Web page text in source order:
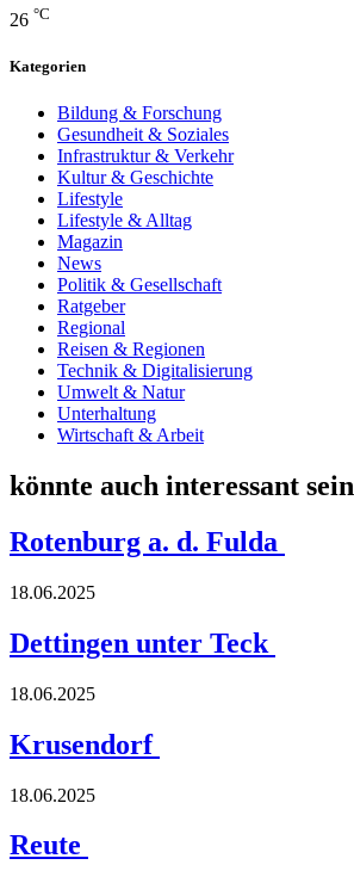
26 °C
Kategorien
Bildung & Forschung
Gesundheit & Soziales
Infrastruktur & Verkehr
Kultur & Geschichte
Lifestyle
Lifestyle & Alltag
Magazin
News
Politik & Gesellschaft
Ratgeber
Regional
Reisen & Regionen
Technik & Digitalisierung
Umwelt & Natur
Unterhaltung
Wirtschaft & Arbeit
könnte auch interessant sein
Rotenburg a. d. Fulda
18.06.2025
Dettingen unter Teck
18.06.2025
Krusendorf
18.06.2025
Reute